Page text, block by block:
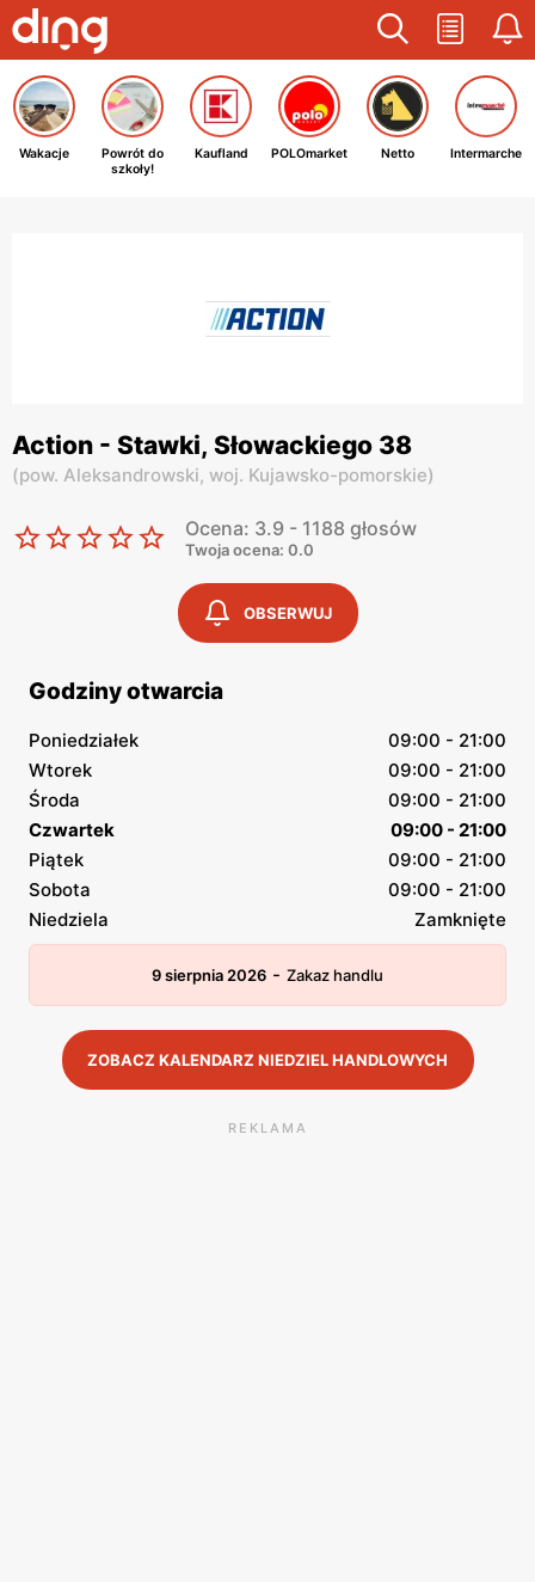
Wakacje
Powrót do
szkoły!
Kaufland POLOmarket Netto Intermarche
Action - Stawki, Słowackiego 38
(pow. Aleksandrowski, woj. Kujawsko-pomorskie)
Ocena: 3.9 - 1188 głosów
Twoja ocena: 0.0
OBSERWUJ
Godziny otwarcia
Poniedziałek
09:00 - 21:00
Wtorek
09:00 - 21:00
Środa
09:00 - 21:00
Czwartek
09:00 - 21:00
Piątek
09:00 - 21:00
Sobota
09:00 - 21:00
Niedziela
Zamknięte
9 sierpnia 2026 - Zakaz handlu
ZOBACZ KALENDARZ NIEDZIEL HANDLOWYCH
REKLAMA